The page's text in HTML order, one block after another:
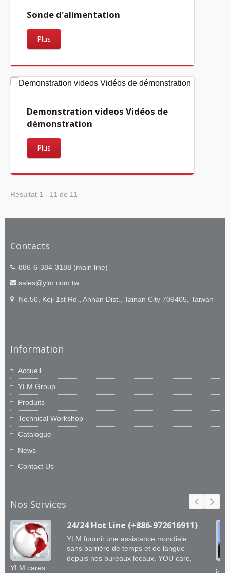
Sonde d'alimentation
Plus
Demonstration videos Vidéos de
démonstration
Plus
Résultat 1 - 11 de 11
Contacts
886-6-384-3188 (main line)
sales@ylm.com.tw
No.50, Keji 1st Rd., Annan Dist., Tainan City 709405, Taiwan
Information
Accueil
YLM Group
Produits
Technical Workshop
Catalogue
News
Contact Us
Nos Services
24/24 Hot Line (+886-972616911)
YLM fournit une assistance mondiale
sans barrière de temps et de langue
depuis nos bureaux locaux. YOU care,
YLM cares.